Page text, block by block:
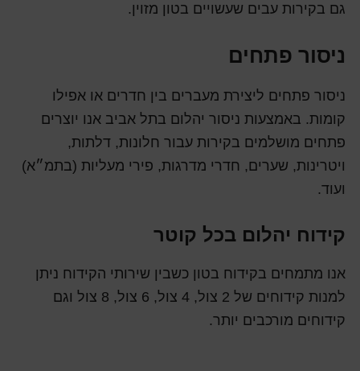
גם בקירות עבים שעשויים בטון מזוין.
ניסור פתחים
ניסור פתחים ליצירת מעברים בין חדרים או אפילו
קומות. באמצעות ניסור יהלום בתל אביב אנו יוצרים
פתחים מושלמים בקירות עבור חלונות, דלתות,
ויטרינות, שערים, חדרי מדרגות, פירי מעליות (בתמ״א)
ועוד.
קידוח יהלום בכל קוטר
אנו מתמחים בקידוח בטון כשבין שירותי הקידוח ניתן
למנות קידוחים של 2 צול, 4 צול, 6 צול, 8 צול וגם
קידוחים מורכבים יותר.